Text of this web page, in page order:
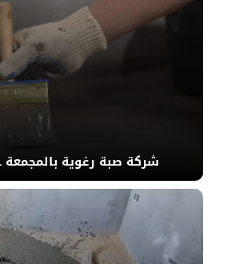
شركة صبة رغوية بالمجمعة 0558099211